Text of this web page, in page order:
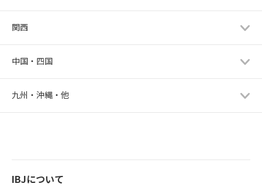
関西
中国・四国
九州・沖縄・他
IBJについて